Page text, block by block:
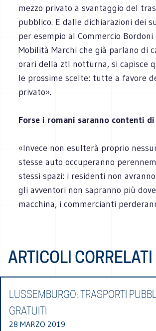
mezzo privato a svantaggio del
pubblico. E dalle dichiarazioni dei
per esempio al Commercio Bordoni
Mobilità Marchi che già parlano di
orari della ztl notturna, si capisce
le prossime scelte: tutte a favore
privato».
Forse i romani saranno contenti
«Invece non esulterà proprio
stesse auto occuperanno
stessi spazi: i residenti non
gli avventori non sapranno più
macchina, i commercianti
ARTICOLI CORRELATI
LUSSEMBURGO: TRASPORTI
GRATUITI
28 MARZO 2019